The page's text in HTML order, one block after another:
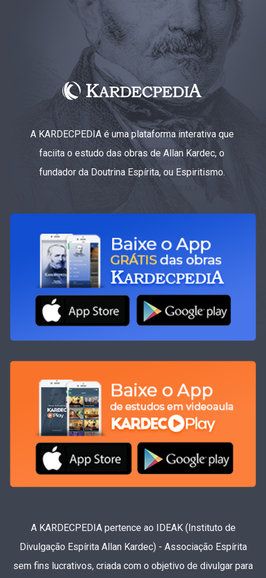
A KARDECPEDIA é uma plataforma interativa que
faciita o estudo das obras de Allan Kardec, o
fundador da Doutrina Espírita, ou Espiritismo.
A KARDECPEDIA pertence ao IDEAK (Instituto de
Divulgação Espírita Allan Kardec) - Associação Espírita
sem fins lucrativos, criada com o objetivo de divulgar para